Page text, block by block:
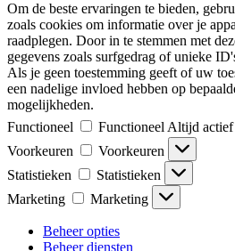
Om de beste ervaringen te bieden,
zoals cookies om informatie over je
raadplegen. Door in te stemmen met
gegevens zoals surfgedrag of unieke
Als je geen toestemming geeft of uw
een nadelige invloed hebben op
mogelijkheden.
Functioneel
Functioneel Altijd actief
Voorkeuren
Voorkeuren
Statistieken
Statistieken
Marketing
Marketing
Beheer opties
Beheer diensten